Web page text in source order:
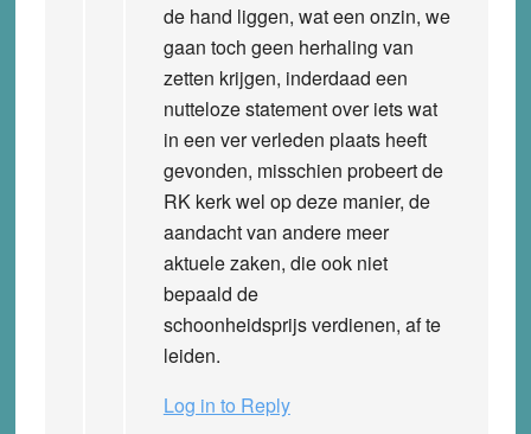
de hand liggen, wat een onzin, we
gaan toch geen herhaling van
zetten krijgen, inderdaad een
nutteloze statement over iets wat
in een ver verleden plaats heeft
gevonden, misschien probeert de
RK kerk wel op deze manier, de
aandacht van andere meer
aktuele zaken, die ook niet
bepaald de
schoonheidsprijs verdienen, af te
leiden.
Log in to Reply